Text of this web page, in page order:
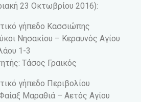
23 Οκτωβρίου 2016):
γήπεδο Κασσιώπης
Νησακίου – Κεραυνός Αγίου
1-3
Τάσος Γραικός
γήπεδο Περιβολίου
Μαραθιά – Αετός Αγίου